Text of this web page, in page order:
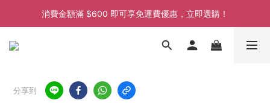
消費金額滿 $600 即可享免運費優惠，立即選購！
消費金額滿 $600 即可享免運費優惠，立即選購！
消費金額滿 $600 即可享免運費優惠，立即選購！
分享到